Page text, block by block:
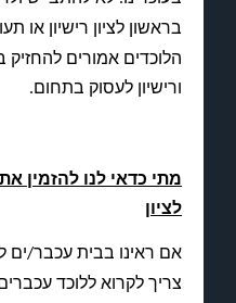
בראשון לציון רישיון או
הלוכדים אמורים
ורישיון לעסוק בתחום.
מתי כדאי לנו להזמין
לציון
אם ראינו בבית עכבר/ים
צריך לקרוא ללוכד